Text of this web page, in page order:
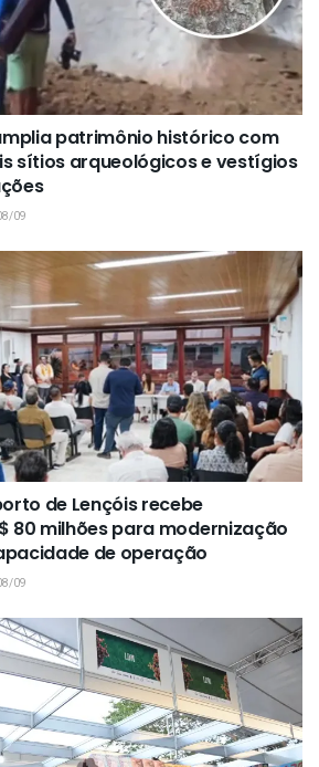
patrimônio histórico com
sítios arqueológicos e vestígios
09
de Lençóis recebe
80 milhões para modernização
de operação
09